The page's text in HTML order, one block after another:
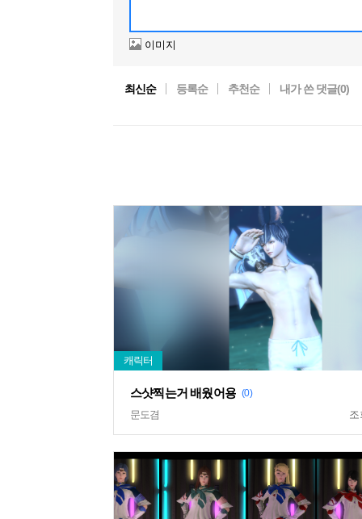
이미지
최신순 등록순 추천순 내가 쓴 댓글(0)
스샷찍는거 배웠어용 (0)
문도겸 조